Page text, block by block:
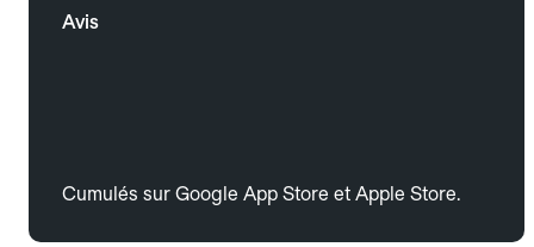
Avis
Cumulés sur Google App Store et Apple Store.